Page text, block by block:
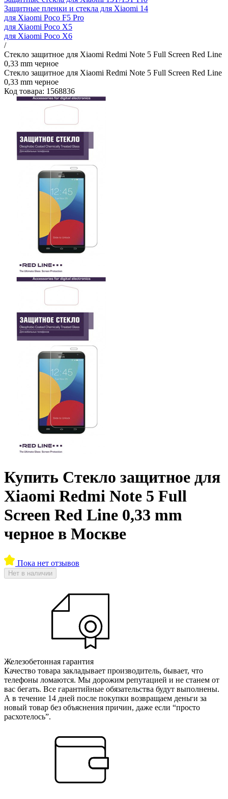
Защитные пленки и стекла для Xiaomi 14
для Xiaomi Poco F5 Pro
для Xiaomi Poco X5
для Xiaomi Poco X6
/
Стекло защитное для Xiaomi Redmi Note 5 Full Screen Red Line
0,33 mm черное
Стекло защитное для Xiaomi Redmi Note 5 Full Screen Red Line
0,33 mm черное
Код товара: 1568836
Купить Стекло защитное для
Xiaomi Redmi Note 5 Full
Screen Red Line 0,33 mm
черное в Москве
Пока нет отзывов
Нет в наличии
Железобетонная гарантия
Качество товара закладывает производитель, бывает, что
телефоны ломаются. Мы дорожим репутацией и не станем от
вас бегать. Все гарантийные обязательства будут выполнены.
А в течение 14 дней после покупки возвращаем деньги за
новый товар без объяснения причин, даже если “просто
расхотелось”.